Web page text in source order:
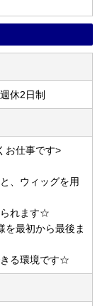
休2日制
お仕事です>
、ウィッグを用
られます☆
を最初から最後ま
る環境です☆